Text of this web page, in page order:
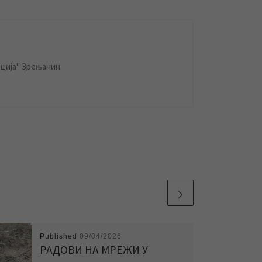
Зрењанин
Published 09/04/2026
РАДОВИ НА МРЕЖИ У